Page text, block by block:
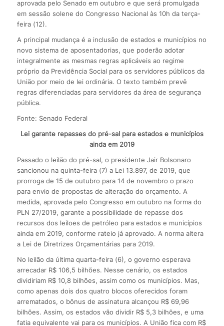
aprovada pelo Senado em outubro e que será promulgada
em sessão solene do Congresso Nacional às 10h da terça-
feira (12).
A principal mudança é a inclusão de estados e municípios no
novo sistema de aposentadorias, que poderão adotar
integralmente as mesmas regras aplicáveis ao regime
próprio da Previdência Social para os servidores públicos da
União por meio de lei ordinária. O texto também prevê
regras diferenciadas para servidores da área de segurança
pública.
Fonte: Senado Federal
Lei garante repasses do pré-sal para estados e municípios
ainda em 2019
Passado o leilão do pré-sal, o presidente Jair Bolsonaro
sancionou na quinta-feira (7) a Lei 13.897, de 2019, que
prorroga de 15 de outubro para 14 de novembro o prazo
para envio de propostas de alteração do orçamento. A
medida, aprovada pelo Congresso em outubro na forma do
PLN 27/2019, garante a possibilidade de repasse dos
recursos dos leiloes de petróleo para estados e municípios
ainda em 2019, conforme rateio já aprovado. A norma altera
a Lei de Diretrizes Orçamentárias para 2019.
No leilão da última quarta-feira (6), o governo esperava
arrecadar R$ 106,5 bilhões. Nesse cenário, os estados
dividiriam R$ 10,8 bilhões, assim como os municípios. Mas,
como apenas dois dos quatro blocos oferecidos foram
arrematados, o bônus de assinatura alcançou R$ 69,96
bilhões. Assim, os estados vão dividir R$ 5,3 bilhões, e uma
fatia equivalente vai para os municípios. A União fica com R$